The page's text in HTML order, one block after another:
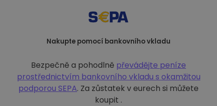
Nakupte pomocí bankovního vkladu
Bezpečně a pohodlně převádějte peníze
prostřednictvím bankovního vkladu s okamžitou
podporou SEPA. Za zůstatek v eurech si můžete
koupit .